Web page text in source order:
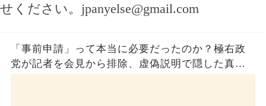
せください。 jpanyelse@gmail.com
「事前申請」って本当に必要だったのか？極右政
党が記者を会見から排除、虚偽説明で隠した真実